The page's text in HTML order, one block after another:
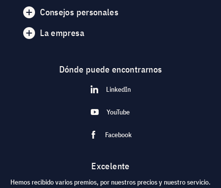
Consejos personales
La empresa
Dónde puede encontrarnos
LinkedIn
YouTube
Facebook
Excelente
Hemos recibido varios premios, por nuestros precios y nuestro servicio.